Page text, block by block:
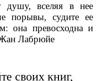
душу, вселяя в нее
порывы, судите ее
она превосходна и
Жан Лабрюйе
своих книг,